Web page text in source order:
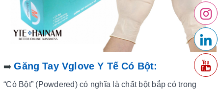
➡️ Găng Tay Vglove Y Tế Có Bột:
“Có Bột” (Powdered) có nghĩa là chất bột bắp có trong